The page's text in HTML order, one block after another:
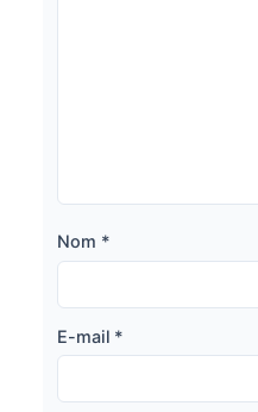
Nom *
E-mail *